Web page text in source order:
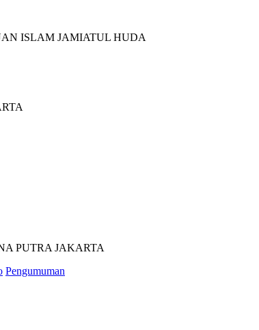
ISLAM JAMIATUL HUDA
PUTRA JAKARTA
Pengumuman